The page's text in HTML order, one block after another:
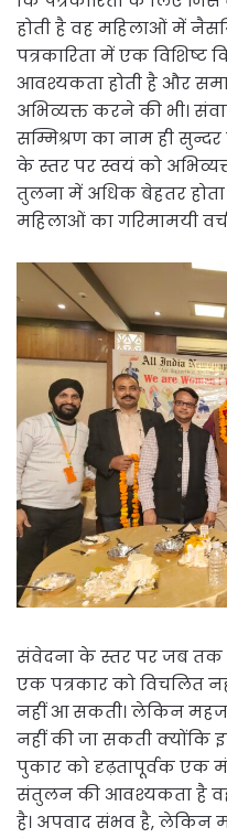
होती है वह महिलाओं में
पत्रकारिता में एक
आवश्यकता होती है और
अभिव्यक्त करने की भी।
सम्मिश्रण का नाम ही सुन्दर
के स्तर पर स्वयं को
तुलना में अधिक बेहतर होता
महिलाओं का गरिमामयी
संवेदना के स्तर पर जब तक
एक पत्रकार को विचलित
नहीं आ सकती। लेकिन महज
नहीं की जा सकती क्योंकि
पुकार को दृढ़तापूर्वक एक
संतुलन की आवश्यकता है वह
है। अपवाद संभव है, लेकिन